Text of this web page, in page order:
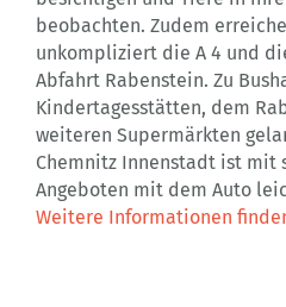
beobachten. Zudem
unkompliziert die A 4 und
Abfahrt Rabenstein. Zu
Kindertagesstätten, dem
weiteren Supermärkten
Chemnitz Innenstadt ist mit
Angeboten mit dem Auto
Weitere Informationen